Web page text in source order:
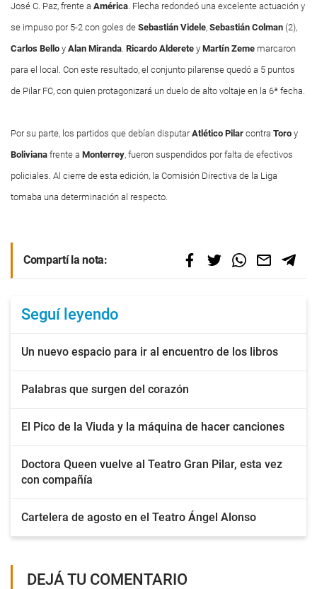
José C. Paz, frente a América. Flecha redondeó una excelente actuación y
se impuso por 5-2 con goles de Sebastián Videle, Sebastián Colman (2),
Carlos Bello y Alan Miranda. Ricardo Alderete y Martín Zeme marcaron
para el local. Con este resultado, el conjunto pilarense quedó a 5 puntos
de Pilar FC, con quien protagonizará un duelo de alto voltaje en la 6ª fecha.
Por su parte, los partidos que debían disputarAtlético Pilar contra Toro y
Boliviana frente a Monterrey, fueron suspendidos por falta de efectivos
policiales. Al cierre de esta edición, la Comisión Directiva de la Liga
tomaba una determinación al respecto.
Compartí la nota:
Seguí leyendo
Un nuevo espacio para ir al encuentro de los libros
Palabras que surgen del corazón
El Pico de la Viuda y la máquina de hacer canciones
Doctora Queen vuelve al Teatro Gran Pilar, esta vez
con compañía
Cartelera de agosto en el Teatro Ángel Alonso
DEJÁ TU COMENTARIO